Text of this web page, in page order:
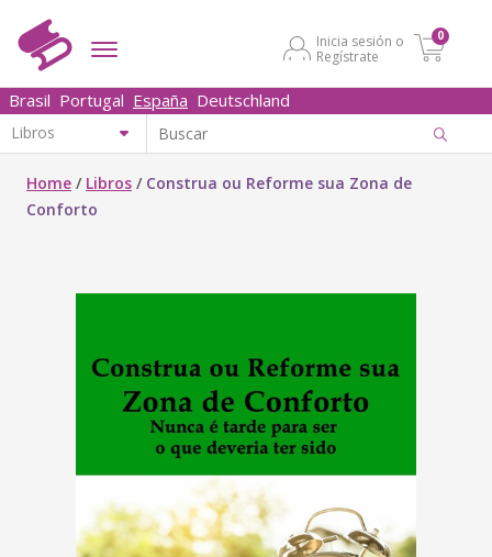
Inicia sesión o
Regístrate
0
Brasil Portugal España Deutschland
Home / Libros / Construa ou Reforme sua Zona de
Conforto